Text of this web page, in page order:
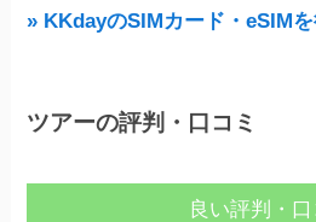
» KKdayのSIMカード・eSIM
ツアーの評判・口コミ
良い評判・口